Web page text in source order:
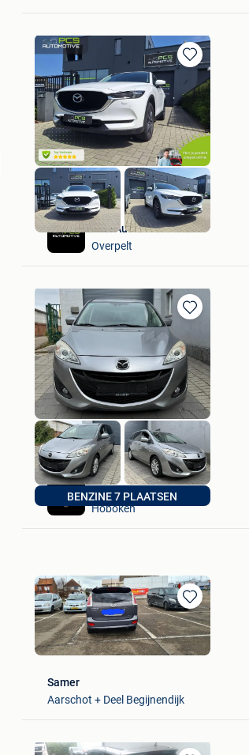
Bewaren
Mijn
Favorieten
PCS Automotive
Overpelt
Bewaren
in
Mijn
Favorieten
BENZINE 7 PLAATSEN
A2Z CARS BV
Hoboken
Bewaren
in
Mijn
Favorieten
Samer
Aarschot + Deel Begijnendijk